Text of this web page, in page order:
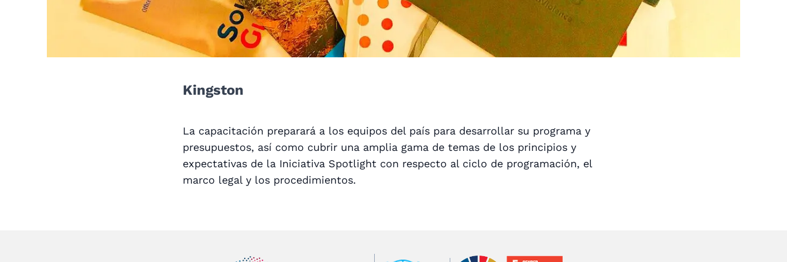
Kingston
La capacitación preparará a los equipos del país para desarrollar su programa y
presupuestos, así como cubrir una amplia gama de temas de los principios y
expectativas de la Iniciativa Spotlight con respecto al ciclo de programación, el
marco legal y los procedimientos.